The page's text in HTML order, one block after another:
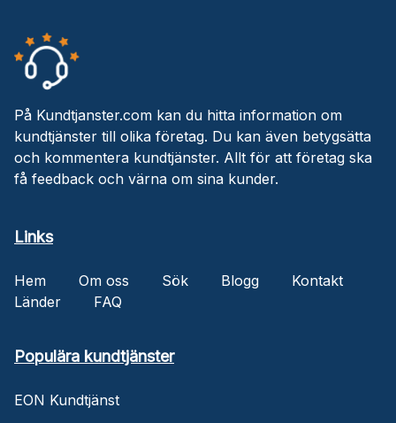
På Kundtjanster.com kan du hitta information om
kundtjänster till olika företag. Du kan även betygsätta
och kommentera kundtjänster. Allt för att företag ska
få feedback och värna om sina kunder.
Links
Hem Om oss Sök Blogg
Kontakt
Länder
FAQ
Populära kundtjänster
EON Kundtjänst